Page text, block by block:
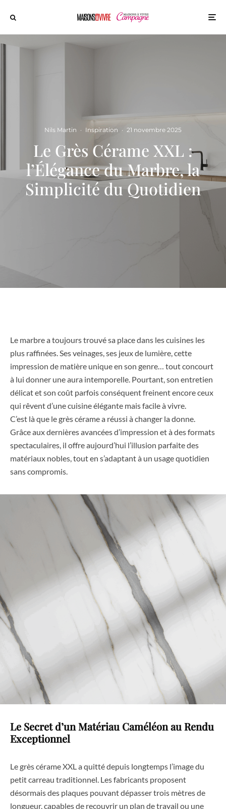
Nils Martin · Inspiration · 21 novembre 2025
Le Grès Cérame XXL :
l’Élégance du Marbre, la
Simplicité du Quotidien
Le marbre a toujours trouvé sa place dans les cuisines les
plus raffinées. Ses veinages, ses jeux de lumière, cette
impression de matière unique en son genre… tout concourt
à lui donner une aura intemporelle. Pourtant, son entretien
délicat et son coût parfois conséquent freinent encore ceux
qui rêvent d’une cuisine élégante mais facile à vivre.
C’est là que le grès cérame a réussi à changer la donne.
Grâce aux dernières avancées d’impression et à des formats
spectaculaires, il offre aujourd’hui l’illusion parfaite des
matériaux nobles, tout en s’adaptant à un usage quotidien
sans compromis.
Le Secret d’un Matériau Caméléon au Rendu
Exceptionnel
Le grès cérame XXL a quitté depuis longtemps l’image du
petit carreau traditionnel. Les fabricants proposent
désormais des plaques pouvant dépasser trois mètres de
longueur, capables de recouvrir un plan de travail ou une